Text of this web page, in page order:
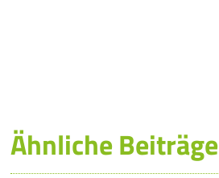
Ähnliche Beiträge